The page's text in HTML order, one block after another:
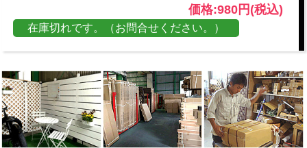
価格:980円(税込)
在庫切れです。（お問合せください。）